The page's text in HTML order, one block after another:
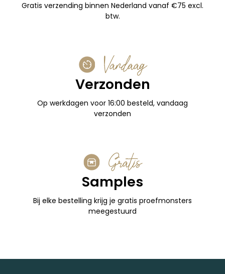
Gratis verzending binnen Nederland vanaf €75 excl.
btw.
Vandaag
Verzonden
Op werkdagen voor 16:00 besteld, vandaag
verzonden
Gratis
Samples
Bij elke bestelling krijg je gratis proefmonsters
meegestuurd